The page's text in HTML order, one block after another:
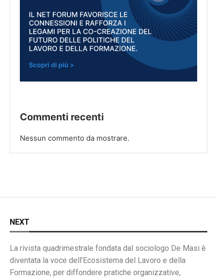
Commenti recenti
Nessun commento da mostrare.
NEXT
La rivista quadrimestrale fondata dal sociologo De Masi è
diventata la voce dell’Ecosistema del Lavoro e della
Formazione, per diffondere pratiche organizzative,